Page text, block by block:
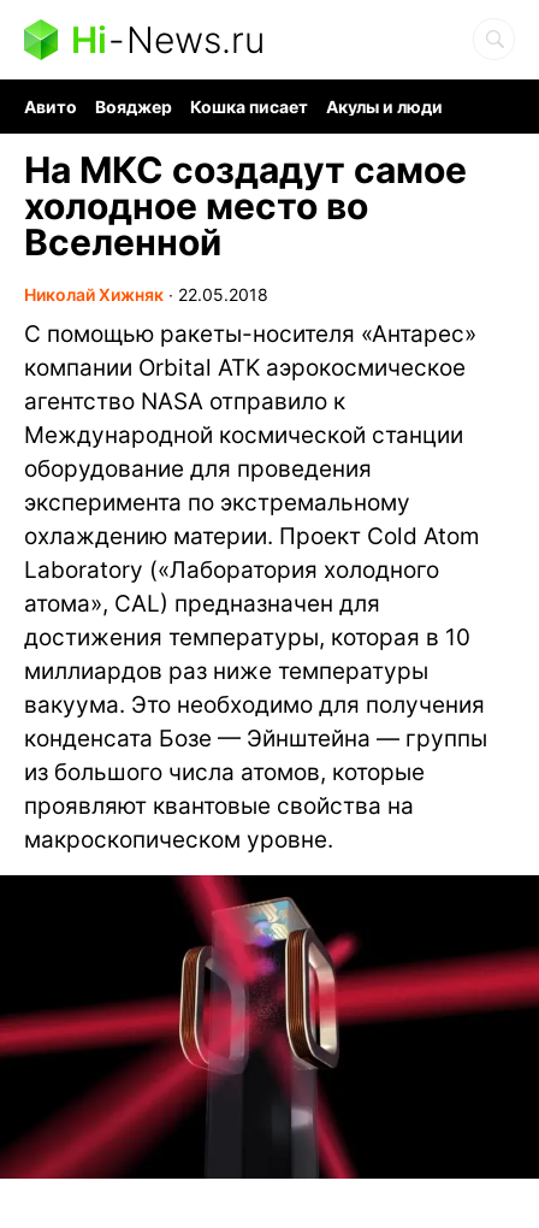
Hi-News.ru
Авито Вояджер Кошка писает
Акулы и люди
На МКС создадут самое
холодное место во
Вселенной
Николай Хижняк ∙ 22.05.2018
С помощью ракеты-носителя «Антарес»
компании Orbital ATK аэрокосмическое
агентство NASA отправило к
Международной космической станции
оборудование для проведения
эксперимента по экстремальному
охлаждению материи. Проект Cold Atom
Laboratory («Лаборатория холодного
атома», CAL) предназначен для
достижения температуры, которая в 10
миллиардов раз ниже температуры
вакуума. Это необходимо для получения
конденсата Бозе — Эйнштейна — группы
из большого числа атомов, которые
проявляют квантовые свойства на
макроскопическом уровне.